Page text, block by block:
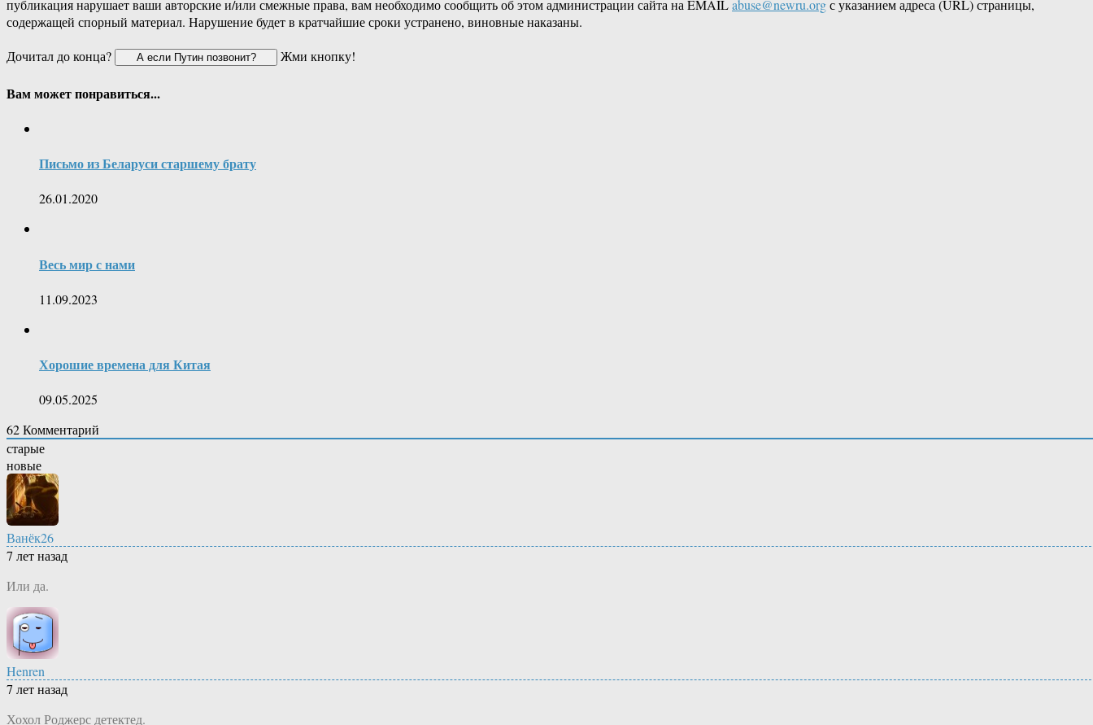
публикация нарушает ваши авторские и/или смежные права, вам необходимо сообщить об этом администрации сайта на EMAILabuse@newru.orgс указанием адреса (URL) страницы,
содержащей спорный материал. Нарушение будет в кратчайшие сроки устранено, виновные наказаны.
Дочитал до конца?
Жми кнопку!
Вам может понравиться...
Письмо из Беларуси старшему брату
26.01.2020
Весь мир с нами
11.09.2023
Хорошие времена для Китая
09.05.2025
62Комментарий
старые
новые
Ванёк26
7 лет назад
Или да.
Henren
7 лет назад
Хохол Роджерс детектед.